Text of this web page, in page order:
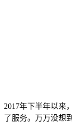
2017年下半年以来
了服务。万万没想